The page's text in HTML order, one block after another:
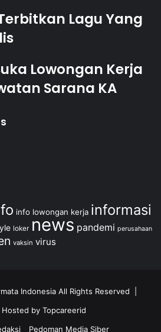
Lagu Yang
Lowongan Kerja
Sarana KA
info lowongan kerja informasi
loker news pandemi perusahaan
vaksin virus
Indonesia All Rights Reserved |
Hosted by Topcareerid
Pedoman Media Siber